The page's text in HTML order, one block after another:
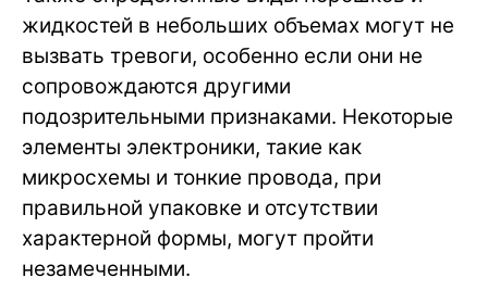
жидкостей в небольших объемах могут не
вызвать тревоги, особенно если они не
сопровождаются другими
подозрительными признаками. Некоторые
элементы электроники, такие как
микросхемы и тонкие провода, при
правильной упаковке и отсутствии
характерной формы, могут пройти
незамеченными.